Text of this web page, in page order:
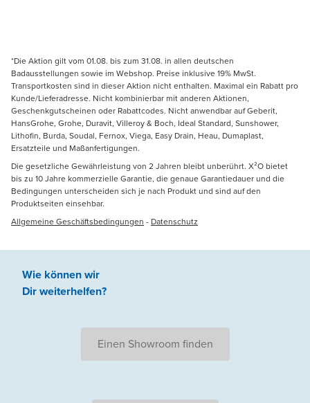
*Die Aktion gilt vom 01.08. bis zum 31.08. in allen deutschen
Badausstellungen sowie im Webshop. Preise inklusive 19% MwSt.
Transportkosten sind in dieser Aktion nicht enthalten. Maximal ein Rabatt pro
Kunde/Lieferadresse. Nicht kombinierbar mit anderen Aktionen,
Geschenkgutscheinen oder Rabattcodes. Nicht anwendbar auf Geberit,
HansGrohe, Grohe, Duravit, Villeroy & Boch, Ideal Standard, Sunshower,
Lithofin, Burda, Soudal, Fernox, Viega, Easy Drain, Heau, Dumaplast,
Ersatzteile und Maßanfertigungen.
Die gesetzliche Gewährleistung von 2 Jahren bleibt unberührt. X²O bietet
bis zu 10 Jahre kommerzielle Garantie, die genaue Garantiedauer und die
Bedingungen unterscheiden sich je nach Produkt und sind auf den
Produktseiten einsehbar.
Allgemeine Geschäftsbedingungen - Datenschutz
Wie können wir
Dir weiterhelfen?
Einen Showroom finden